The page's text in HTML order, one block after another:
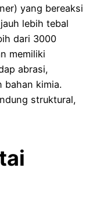
yang bereaksi
lebih tebal
dari 3000
memiliki
abrasi,
bahan kimia.
struktural,